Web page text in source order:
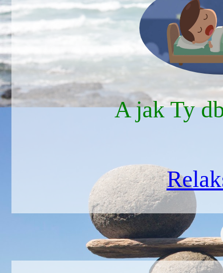
A jak Ty